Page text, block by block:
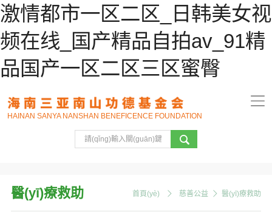
激情都市一区二区_日韩美女视
频在线_国产精品自拍av_91精
品国产一区二区三区蜜臀
HAINAN SANYA NANSHAN BENEFICENCE FOUNDATION
醫(yī)療救助 首頁(yè) 慈善公益 醫(yī)療救助